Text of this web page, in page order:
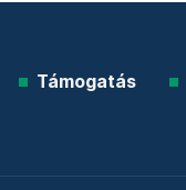
Támogatás